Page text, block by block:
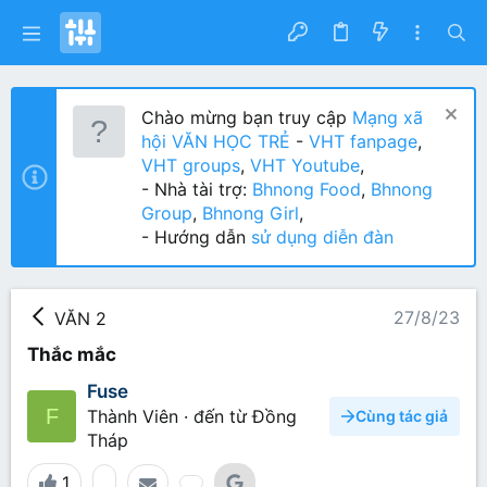
Chào mừng bạn truy cập Mạng xã
hội VĂN HỌC TRẺ - VHT fanpage,
VHT groups, VHT Youtube,
- Nhà tài trợ: Bhnong Food, Bhnong
Group, Bhnong Girl,
- Hướng dẫn sử dụng diễn đàn
VĂN 2
27/8/23
Thắc mắc
F
Fuse
Thành Viên · đến từ Đồng
Tháp
Cùng tác giả